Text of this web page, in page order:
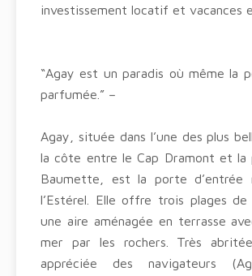
investissement locatif et vacances
“Agay est un paradis où même la
parfumée.” –
Agay, située dans l’une des plus
la côte entre le Cap Dramont et la
Baumette, est la porte d’entrée
l’Estérel. Elle offre trois plages
une aire aménagée en terrasse
mer par les rochers. Très
appréciée des navigateurs